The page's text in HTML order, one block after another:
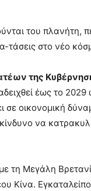
του πλανήτη,
τάσεις στο νέο
της
έως το
σε οικονομική
να
τη Μεγάλη
Κίνα.